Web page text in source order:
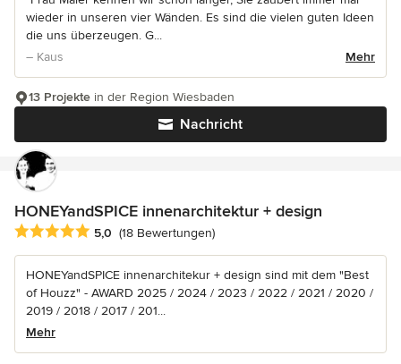
wieder in unseren vier Wänden. Es sind die vielen guten Ideen
die uns überzeugen. G...
– Kaus
Mehr
Nachricht
13 Projekte in der Region Wiesbaden
HONEYandSPICE innenarchitektur + design
Durchschnittliche Bewertung: 5 von 5 Sternen
5,0 (18 Bewertungen)
HONEYandSPICE innenarchitekur + design sind mit dem "Best
of Houzz" - AWARD 2025 / 2024 / 2023 / 2022 / 2021 / 2020 /
2019 / 2018 / 2017 / 201...
Mehr